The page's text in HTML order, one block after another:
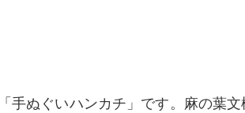
手ぬぐいハンカチ」です。麻の葉